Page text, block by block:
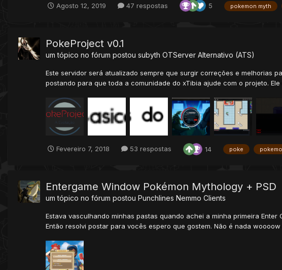
Agosto 12, 2019 47 respostas 5 pokemon myth
PokeProject v0.1
um tópico no fórum postou subyth OTServer Alternativo (ATS)
Este servidor será atualizado sempre que surgir correções e melhorias
postando para que toda a comunidade do xTibia ajude com o projeto.
Fevereiro 7, 2018 53 respostas 14 poke
Entergame Window Pokémon Mythology + PSD
um tópico no fórum postou Punchlines Nemmo Clients
Estava vasculhando minhas pastas quando achei a minha primeira
Então resolvi postar para vocês espero que gostem. Não é nada